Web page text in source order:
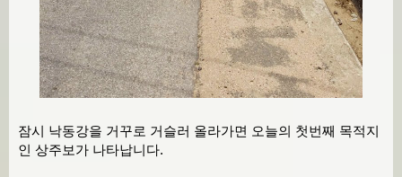
잠시 낙동강을 거꾸로 거슬러 올라가면 오늘의 첫번째 목적지
인 상주보가 나타납니다.